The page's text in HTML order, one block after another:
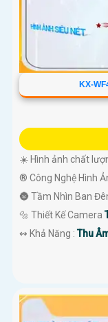
KX-
☀️ Hình ảnh chất
®️ Công Nghệ Hình
🌚 Tầm Nhìn Ban
🔩 Thiết Kế Camera
️↭ Khả Năng :Thu